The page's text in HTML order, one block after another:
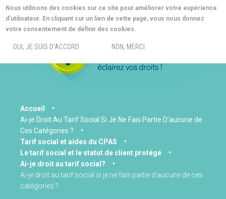
Nous utilisons des cookies sur ce site pour améliorer votre expérience
d'utilisateur. En cliquant sur un lien de cette page, vous nous donnez
votre consentement de définir des cookies.
OUI, JE SUIS D'ACCORD NON, MERCI
Aller
au
contenu
MENU
You
are
here
Accueil
Ai-je Droit Au Tarif Social Si Je Ne Fais Partie D’aucune de
Ces Catégories ?
Tarif social et aides du CPAS
Le tarif social et le statut de client protégé
Ai-je droit au tarif social?
Ai-je droit au tarif social si je ne fais partie d’aucune de ces
catégories ?